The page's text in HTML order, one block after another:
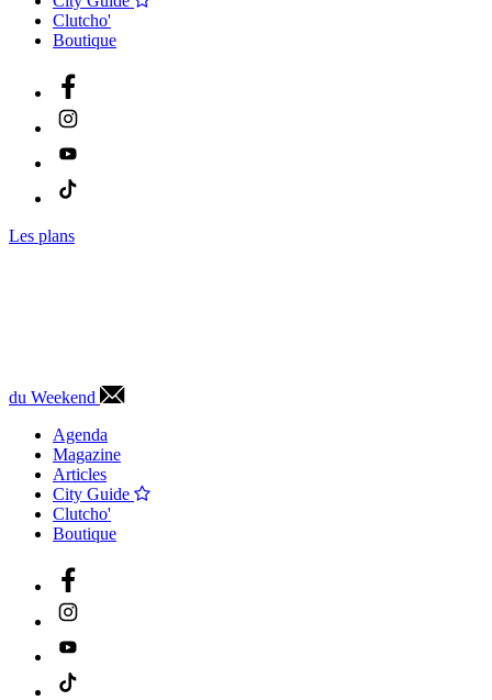
Clutcho'
Boutique
Les plans
du Weekend
Agenda
Magazine
Articles
City Guide
Clutcho'
Boutique